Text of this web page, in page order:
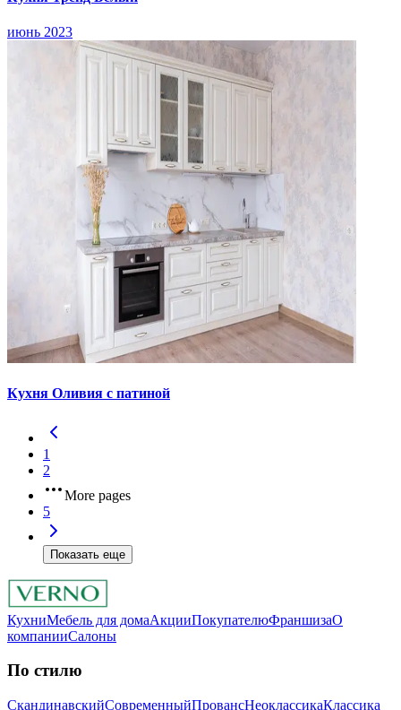
июнь 2023
Кухня Оливия с патиной
1
2
More pages
5
Показать еще
КухниМебель для домаАкцииПокупателюФраншизаО
компанииСалоны
По стилю
СкандинавскийСовременныйПровансНеоклассикаКлассика